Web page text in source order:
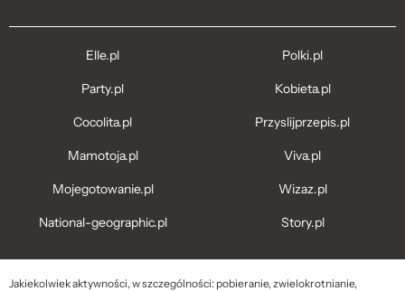
Elle.pl
Party.pl
Cocolita.pl
Mamotoja.pl
Mojegotowanie.pl
National-geographic.pl
Polki.pl
Kobieta.pl
Przyslijprzepis.pl
Viva.pl
Wizaz.pl
Story.pl
Jakiekolwiek aktywności, w szczególności: pobieranie, zwielokrotnianie,